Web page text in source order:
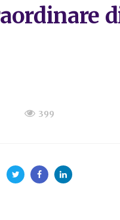
399